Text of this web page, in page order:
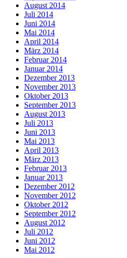
August 2014
Juli 2014
Juni 2014
Mai 2014
April 2014
März 2014
Februar 2014
Januar 2014
Dezember 2013
November 2013
Oktober 2013
September 2013
August 2013
Juli 2013
Juni 2013
Mai 2013
April 2013
März 2013
Februar 2013
Januar 2013
Dezember 2012
November 2012
Oktober 2012
September 2012
August 2012
Juli 2012
Juni 2012
Mai 2012